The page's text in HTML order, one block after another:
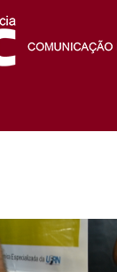
Fotec